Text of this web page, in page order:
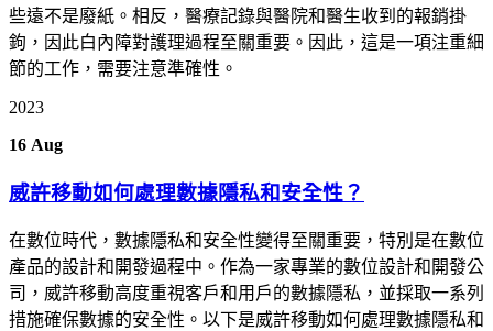
些遠不是廢紙。相反，醫療記錄與醫院和醫生收到的報銷掛
鉤，因此白內障對護理過程至關重要。因此，這是一項注重細
節的工作，需要注意準確性。
2023
16 Aug
威許移動如何處理數據隱私和安全性？
在數位時代，數據隱私和安全性變得至關重要，特別是在數位
產品的設計和開發過程中。作為一家專業的數位設計和開發公
司，威許移動高度重視客戶和用戶的數據隱私，並採取一系列
措施確保數據的安全性。以下是威許移動如何處理數據隱私和